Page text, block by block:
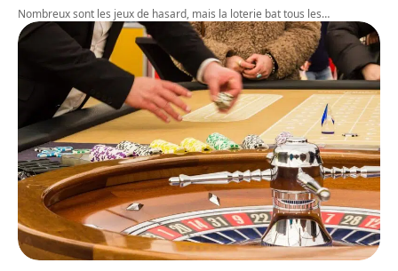
Nombreux sont les jeux de hasard, mais la loterie bat tous les…